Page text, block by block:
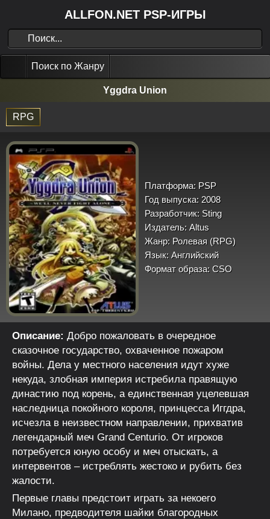
ALLFON.NET PSP-ИГРЫ
Поиск по Жанру
Yggdra Union
RPG
Платформа: PSP
Год выпуска: 2008
Разработчик: Sting
Издатель: Altus
Жанр: Ролевая (RPG)
Язык: Английский
Формат образа: CSO
Описание: Добро пожаловать в очередное
сказочное государство, охваченное пожаром
войны. Дела у местного населения идут хуже
некуда, злобная империя истребила правящую
династию под корень, а единственная уцелевшая
наследница покойного короля, принцесса Иггдра,
исчезла в неизвестном направлении, прихватив
легендарный меч Grand Centurio. От игроков
потребуется юную особу и меч отыскать, а
интервентов – истреблять жестоко и рубить без
жалости.
Первые главы предстоит играть за некоего
Милано, предводителя шайки благородных